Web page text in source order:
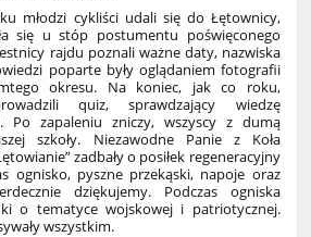
młodzi cykliści udali się do Łętownicy,
się u stóp postumentu poświęconego
rajdu poznali ważne daty, nazwiska
poparte były oglądaniem fotografii
okresu. Na koniec, jak co roku,
quiz, sprawdzający wiedzę
Po zapaleniu zniczy, wszyscy z dumą
szkoły. Niezawodne Panie z Koła
zadbały o posiłek regeneracyjny
ognisko, pyszne przekąski, napoje oraz
dziękujemy. Podczas ogniska
o tematyce wojskowej i patriotycznej.
wszystkim.